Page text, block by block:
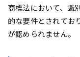
商標法において、識
的な要件とされてお
が認められません。